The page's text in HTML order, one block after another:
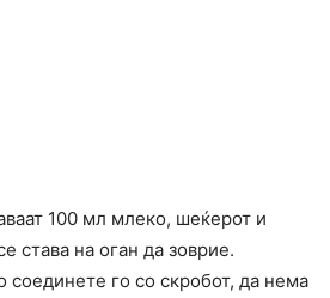
100 мл млеко, шеќерот и
става на оган да зоврие.
соединете го со скробот, да нема